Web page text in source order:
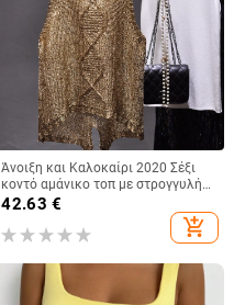
Άνοιξη και Καλοκαίρι 2020 Σέξι
κοντό αμάνικο τοπ με στρογγυλή
λαιμόκοψη και σχισμένο μπροστά
perspective sequin ντεκολτέ
42.63 €
add_shopping_cart